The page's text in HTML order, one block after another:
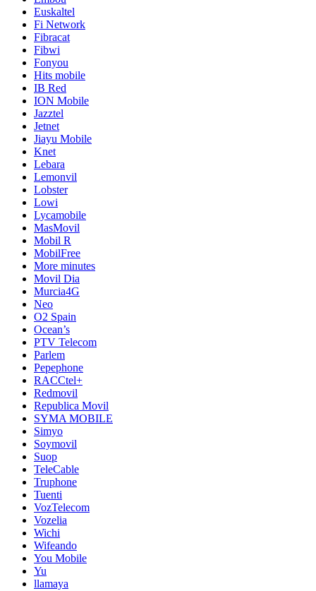
Euskaltel
Fi Network
Fibracat
Fibwi
Fonyou
Hits mobile
IB Red
ION Mobile
Jazztel
Jetnet
Jiayu Mobile
Knet
Lebara
Lemonvil
Lobster
Lowi
Lycamobile
MasMovil
Mobil R
MobilFree
More minutes
Movil Dia
Murcia4G
Neo
O2 Spain
Ocean’s
PTV Telecom
Parlem
Pepephone
RACCtel+
Redmovil
Republica Movil
SYMA MOBILE
Simyo
Soymovil
Suop
TeleCable
Truphone
Tuenti
VozTelecom
Vozelia
Wichi
Wifeando
You Mobile
Yu
llamaya